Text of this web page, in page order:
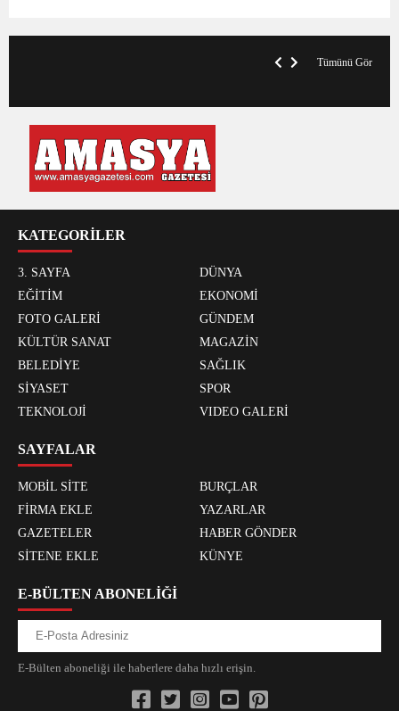
Tümünü Gör
KATEGORİLER
3. SAYFA
DÜNYA
EĞİTİM
EKONOMİ
FOTO GALERİ
GÜNDEM
KÜLTÜR SANAT
MAGAZİN
BELEDİYE
SAĞLIK
SİYASET
SPOR
TEKNOLOJİ
VIDEO GALERİ
SAYFALAR
MOBİL SİTE
BURÇLAR
FİRMA EKLE
YAZARLAR
GAZETELER
HABER GÖNDER
SİTENE EKLE
KÜNYE
E-BÜLTEN ABONELİĞİ
E-Bülten aboneliği ile haberlere daha hızlı erişin.